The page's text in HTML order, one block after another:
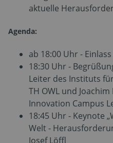
aktuelle
Agenda:
ab 18:00 Uhr -
18:30 Uhr -
Leiter des Instituts
TH OWL und
Innovation Campus
18:45 Uhr - Keynote
Welt -
Josef Löffl